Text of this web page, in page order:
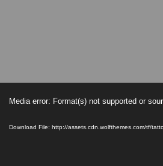
Media error: Format(s) not supported or
Download File: http://assets.cdn.wolfthemes.com/tf/